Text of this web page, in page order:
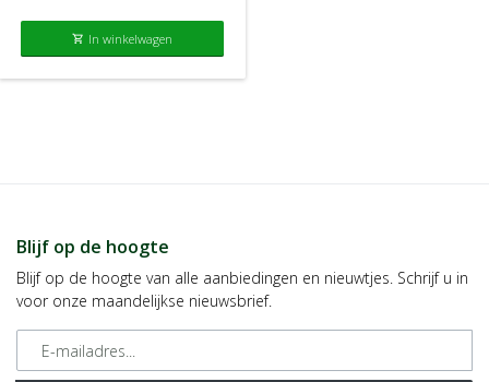
shopping_cart In winkelwagen
Blijf op de hoogte
Blijf op de hoogte van alle aanbiedingen en nieuwtjes. Schrijf u in
voor onze maandelijkse nieuwsbrief.
E-mailadres